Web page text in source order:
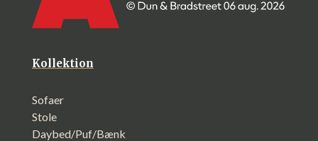
Kollektion
Sofaer
Stole
Daybed/Puf/Bænk